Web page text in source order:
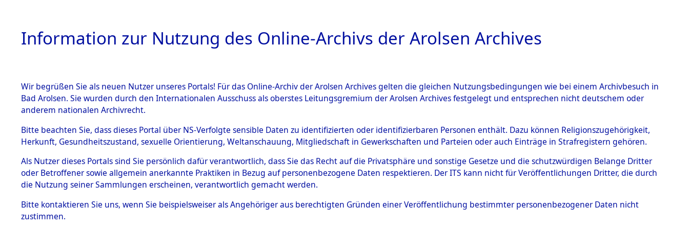
HOME BESTANDSBESCHREIBUNG ARCHIVALE ÜBERSICHT BILD
BESTÄNDE
Inhaftierungsdoku
mente
5. Verschiedenes
Todesmärsche
5.3.1 Alliierte
Ermittlungen zu den Orten Cham - Fronberg.→0001 (84603062)
→0115 (84603178)
0115 (84603178)
Information zur Nutzung des Online-Archivs der Arolsen Archives
Wir begrüßen Sie als neuen Nutzer unseres Portals! Für das Online-Archiv der Arolsen Archives gelten die gleichen Nutzungsbedingungen wie bei einem Archivbesuch in
Bad Arolsen. Sie wurden durch den Internationalen Ausschuss als oberstes Leitungsgremium der Arolsen Archives festgelegt und entsprechen nicht deutschem oder
anderem nationalen Archivrecht.
Bitte beachten Sie, dass dieses Portal über NS-Verfolgte sensible Daten zu identifizierten oder identifizierbaren Personen enthält. Dazu können Religionszugehörigkeit,
Herkunft, Gesundheitszustand, sexuelle Orientierung, Weltanschauung, Mitgliedschaft in Gewerkschaften und Parteien oder auch Einträge in Strafregistern gehören.
Als Nutzer dieses Portals sind Sie persönlich dafür verantwortlich, dass Sie das Recht auf die Privatsphäre und sonstige Gesetze und die schutzwürdigen Belange Dritter
oder Betroffener sowie allgemein anerkannte Praktiken in Bezug auf personenbezogene Daten respektieren. Der ITS kann nicht für Veröffentlichungen Dritter, die durch
die Nutzung seiner Sammlungen erscheinen, verantwortlich gemacht werden.
Bitte kontaktieren Sie uns, wenn Sie beispielsweiser als Angehöriger aus berechtigten Gründen einer Veröffentlichung bestimmter personenbezogener Daten nicht
zustimmen.